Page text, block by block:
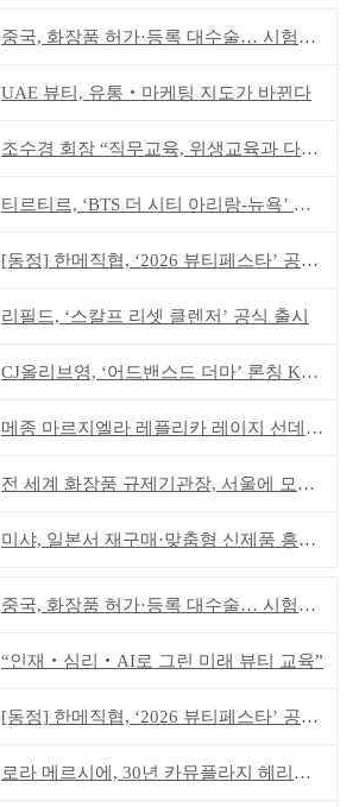
중국, 화장품 허가·등록 대수술… 시험자료 공용 허용
UAE 뷰티, 유통‧마케팅 지도가 바뀐다
조수경 회장 “직무교육, 위생교육과 다르다”
티르티르, ‘BTS 더 시티 아리랑-뉴욕’ 참여
[동정] 한메직협, ‘2026 뷰티페스타’ 공동 주최
리필드, ‘스칼프 리셋 클렌저’ 공식 출시
CJ올리브영, ‘어드밴스드 더마’ 론칭 K더마 육성 박차
메종 마르지엘라 레플리카 레이지 선데이 모닝 디퓨저
전 세계 화장품 규제기관장, 서울에 모인다
미샤, 일본서 재구매·맞춤형 신제품 흥행 ‘쌍끌이’
중국, 화장품 허가·등록 대수술… 시험자료 공용 허용
“인재‧심리‧AI로 그린 미래 뷰티 교육”
[동정] 한메직협, ‘2026 뷰티페스타’ 공동 주최
로라 메르시에, 30년 카뮤플라지 헤리티지 담아